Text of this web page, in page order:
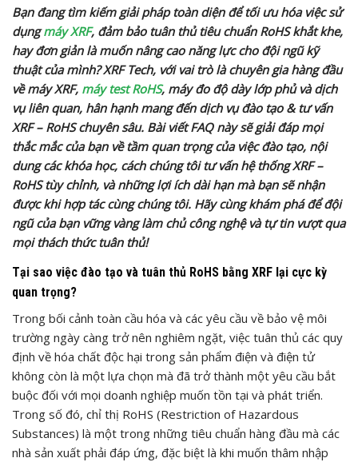
Bạn đang tìm kiếm giải pháp toàn diện để tối ưu hóa việc sử
dụngmáy XRF, đảm bảo tuân thủ tiêu chuẩn RoHS khắt khe,
hay đơn giản là muốn nâng cao năng lực cho đội ngũ kỹ
thuật của mình? XRF Tech, với vai trò là chuyên gia hàng đầu
về máy XRF, máy test RoHS, máy đo độ dày lớp phủ và dịch
vụ liên quan, hân hạnh mang đến dịch vụ đào tạo & tư vấn
XRF – RoHS chuyên sâu. Bài viết FAQ này sẽ giải đáp mọi
thắc mắc của bạn về tầm quan trọng của việc đào tạo, nội
dung các khóa học, cách chúng tôi tư vấn hệ thống XRF –
RoHS tùy chỉnh, và những lợi ích dài hạn mà bạn sẽ nhận
được khi hợp tác cùng chúng tôi. Hãy cùng khám phá để đội
ngũ của bạn vững vàng làm chủ công nghệ và tự tin vượt qua
mọi thách thức tuân thủ!
Tại sao việc đào tạo và tuân thủ RoHS bằng XRF lại cực kỳ
quan trọng?
Trong bối cảnh toàn cầu hóa và các yêu cầu về bảo vệ môi
trường ngày càng trở nên nghiêm ngặt, việc tuân thủ các quy
định về hóa chất độc hại trong sản phẩm điện và điện tử
không còn là một lựa chọn mà đã trở thành một yêu cầu bắt
buộc đối với mọi doanh nghiệp muốn tồn tại và phát triển.
Trong số đó, chỉ thị RoHS (Restriction of Hazardous
Substances) là một trong những tiêu chuẩn hàng đầu mà các
nhà sản xuất phải đáp ứng, đặc biệt là khi muốn thâm nhập